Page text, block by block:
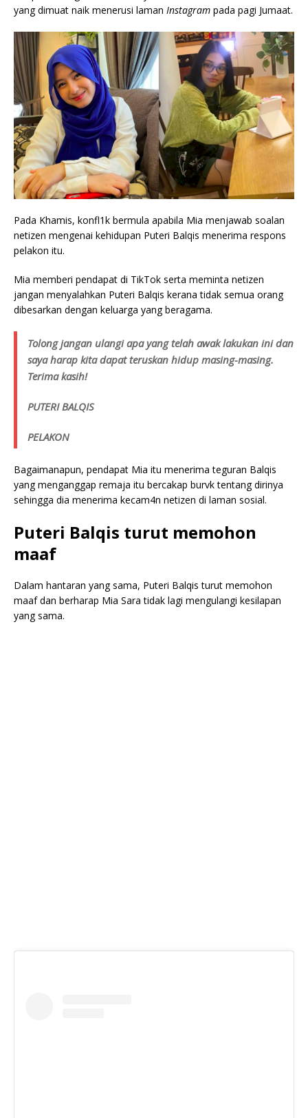
yang dimuat naik menerusi laman Instagram pada pagi Jumaat.
Pada Khamis, konfl1k bermula apabila Mia menjawab soalan
netizen mengenai kehidupan Puteri Balqis menerima respons
pelakon itu.
Mia memberi pendapat di TikTok serta meminta netizen
jangan menyalahkan Puteri Balqis kerana tidak semua orang
dibesarkan dengan keluarga yang beragama.
Tolong jangan ulangi apa yang telah awak lakukan ini dan
saya harap kita dapat teruskan hidup masing-masing.
Terima kasih!
PUTERI BALQIS
PELAKON
Bagaimanapun, pendapat Mia itu menerima teguran Balqis
yang menganggap remaja itu bercakap burvk tentang dirinya
sehingga dia menerima kecam4n netizen di laman sosial.
Puteri Balqis turut memohon
maaf
Dalam hantaran yang sama, Puteri Balqis turut memohon
maaf dan berharap Mia Sara tidak lagi mengulangi kesilapan
yang sama.